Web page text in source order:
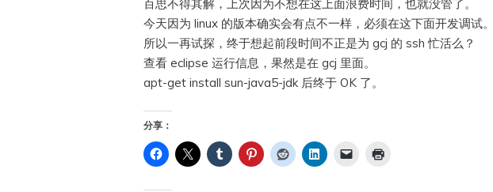
百思不得其解，上次因为不想在这上面浪费时间，也就没管了。
今天因为 linux 的版本确实会有点不一样，必须在这下面开发调试。
所以一再试探，终于想起前段时间不正是为 gcj 的 ssh 忙活么？
查看 eclipse 运行信息，果然是在 gcj 里面。
apt-get install sun-java5-jdk 后终于 OK 了。
分享：